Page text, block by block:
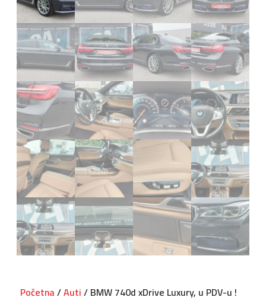
Početna/Auti/ BMW 740d xDrive Luxury, u PDV-u !